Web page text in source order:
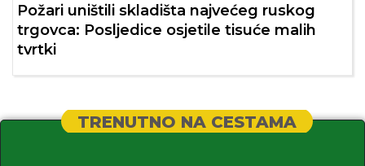
Požari uništili skladišta najvećeg ruskog
trgovca: Posljedice osjetile tisuće malih
tvrtki
TRENUTNO NA CESTAMA